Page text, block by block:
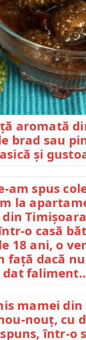
aromată
brad sau
și
am spus
la
o casă
18 ani, o
față dacă
dat
mamei din
nouț, cu
într-o